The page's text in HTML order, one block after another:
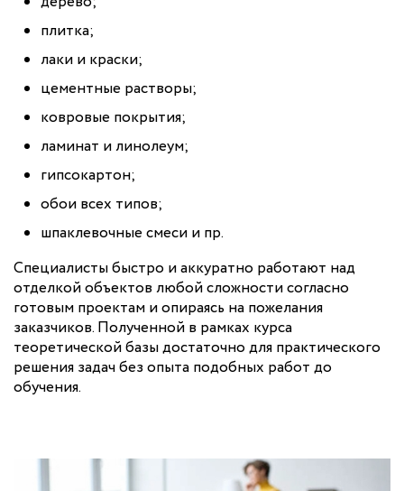
плитка;
лаки и краски;
цементные растворы;
ковровые покрытия;
ламинат и линолеум;
гипсокартон;
обои всех типов;
шпаклевочные смеси и пр.
Специалисты быстро и аккуратно работают над
отделкой объектов любой сложности согласно
готовым проектам и опираясь на пожелания
заказчиков. Полученной в рамках курса
теоретической базы достаточно для практического
решения задач без опыта подобных работ до
обучения.